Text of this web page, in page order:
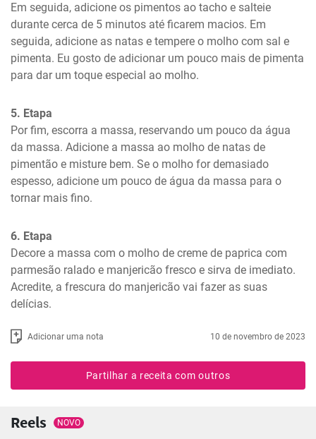
Em seguida, adicione os pimentos ao tacho e salteie
durante cerca de 5 minutos até ficarem macios. Em
seguida, adicione as natas e tempere o molho com sal e
pimenta. Eu gosto de adicionar um pouco mais de pimenta
para dar um toque especial ao molho.
5. Etapa
Por fim, escorra a massa, reservando um pouco da água
da massa. Adicione a massa ao molho de natas de
pimentão e misture bem. Se o molho for demasiado
espesso, adicione um pouco de água da massa para o
tornar mais fino.
6. Etapa
Decore a massa com o molho de creme de paprica com
parmesão ralado e manjericão fresco e sirva de imediato.
Acredite, a frescura do manjericão vai fazer as suas
delícias.
Adicionar uma nota 10 de novembro de 2023
Partilhar a receita com outros
Reels NOVO